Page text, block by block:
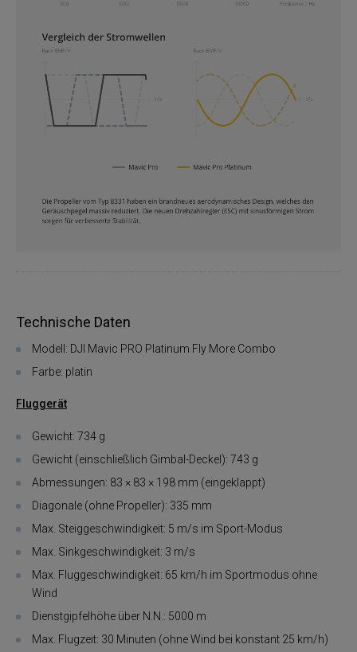
Technische Daten
Modell: DJI Mavic PRO Platinum Fly More Combo
Farbe: platin
Fluggerät
Gewicht: 734 g
Gewicht (einschließlich Gimbal-Deckel): 743 g
Abmessungen: 83 × 83 × 198 mm (eingeklappt)
Diagonale (ohne Propeller): 335 mm
Max. Steiggeschwindigkeit: 5 m/s im Sport-Modus
Max. Sinkgeschwindigkeit: 3 m/s
Max. Fluggeschwindigkeit: 65 km/h im Sportmodus ohne
Wind
Dienstgipfelhöhe über N.N.: 5000 m
Max. Flugzeit: 30 Minuten (ohne Wind bei konstant 25 km/h)